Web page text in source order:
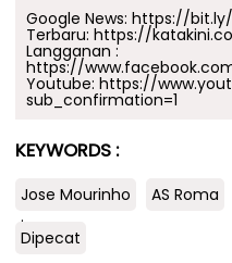
Google News: https://bit.ly/
Terbaru: https://
Langganan :
https://
Youtube: https://
sub_confirmation=1
KEYWORDS :
Jose Mourinho
AS Roma
.
Dipecat